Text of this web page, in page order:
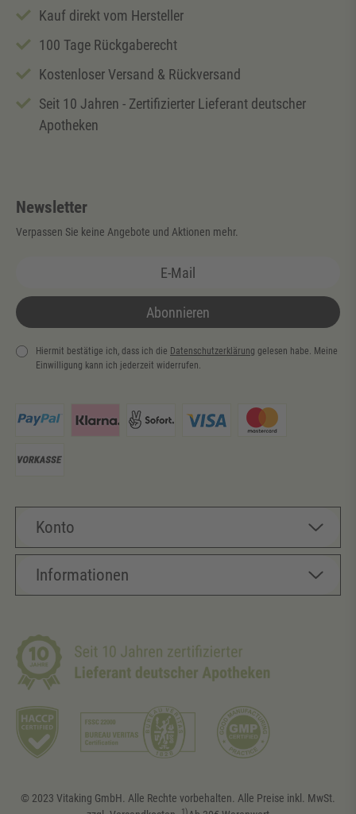
Kauf direkt vom Hersteller
100 Tage Rückgaberecht
Kostenloser Versand & Rückversand
Seit 10 Jahren - Zertifizierter Lieferant deutscher
Apotheken
Newsletter
Verpassen Sie keine Angebote und Aktionen mehr.
Abonnieren
Hiermit bestätige ich, dass ich die Daten­schutz­erklärung gelesen habe. Meine
Einwilligung kann ich jederzeit widerrufen.
Konto
Informationen
© 2023 Vitaking GmbH. Alle Rechte vorbehalten. Alle Preise inkl. MwSt.